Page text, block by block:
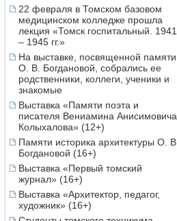
22 февраля в Томском базовом
медицинском колледже прошла
лекция «Томск госпитальный. 1941
– 1945 гг.»
На выставке, посвященной памяти
О. В. Богдановой, собрались ее
родственники, коллеги, ученики и
знакомые
Выставка «Памяти поэта и
писателя Вениамина Анисимовича
Колыхалова» (12+)
Памяти историка архитектуры О. В.
Богдановой (16+)
Выставка «Первый томский
журнал» (16+)
Выставка «Архитектор, педагог,
художник» (16+)